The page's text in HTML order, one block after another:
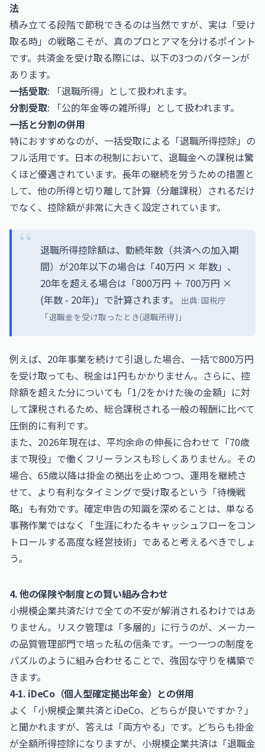
法
積み立てる段階で節税できるのは当然ですが、実は「受け
取る時」の戦略こそが、真のプロとアマを分けるポイント
です。共済金を受け取る際には、以下の3つのパターンが
あります。
一括受取: 「退職所得」として扱われます。
分割受取: 「公的年金等の雑所得」として扱われます。
一括と分割の併用
特におすすめなのが、一括受取による「退職所得控除」の
フル活用です。日本の税制において、退職金への課税は驚
くほど優遇されています。長年の継続を労うための措置と
して、他の所得と切り離して計算（分離課税）されるだけ
でなく、控除額が非常に大きく設定されています。
退職所得控除額は、勤続年数（共済への加入期
間）が20年以下の場合は「40万円 × 年数」、
20年を超える場合は「800万円 ＋ 700万円 ×
(年数 - 20年)」で計算されます。
出典: 国税庁
「退職金を受け取ったとき(退職所得)」
例えば、20年事業を続けて引退した場合、一括で800万円
を受け取っても、税金は1円もかかりません。さらに、控
除額を超えた分についても「1/2をかけた後の金額」に対
して課税されるため、総合課税される一般の報酬に比べて
圧倒的に有利です。
また、2026年現在は、平均余命の伸長に合わせて「70歳
まで現役」で働くフリーランスも珍しくありません。その
場合、65歳以降は掛金の拠出を止めつつ、運用を継続さ
せて、より有利なタイミングで受け取るという「待機戦
略」も有効です。確定申告の知識を深めることは、単なる
事務作業ではなく「生涯にわたるキャッシュフローをコン
トロールする高度な経営技術」であると考えるべきでしょ
う。
4. 他の保険や制度との賢い組み合わせ
小規模企業共済だけで全ての不安が解消されるわけではあ
りません。リスク管理は「多層的」に行うのが、メーカー
の品質管理部門で培った私の信条です。一つ一つの制度を
パズルのように組み合わせることで、強固な守りを構築で
きます。
4-1. iDeCo（個人型確定拠出年金）との併用
よく「小規模企業共済とiDeCo、どちらが良いですか？」
と聞かれますが、答えは「両方やる」です。どちらも掛金
が全額所得控除になりますが、小規模企業共済は「退職金